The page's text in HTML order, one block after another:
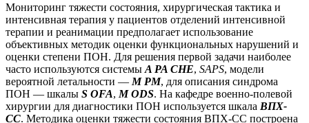
Мониторинг тяжести состояния, хирургическая тактика и
интенсивная терапия у пациентов отделений интенсивной
терапии и реанимации предполагает использование
объективных методик оценки функциональных нарушений и
оценки степени ПОН. Для решения первой задачи наиболее
часто используются системы A PA CHE, SAPS, модели
вероятной летальности — М РМ, для описания синдрома
ПОН — шкалы S OFA, M ODS. На кафедре военно-полевой
хирургии для диагностики ПОН используется шкала ВПХ-
СС. Методика оценки тяжести состояния ВПХ-СС построена